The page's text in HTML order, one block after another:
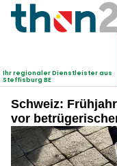
Schweiz:
vor